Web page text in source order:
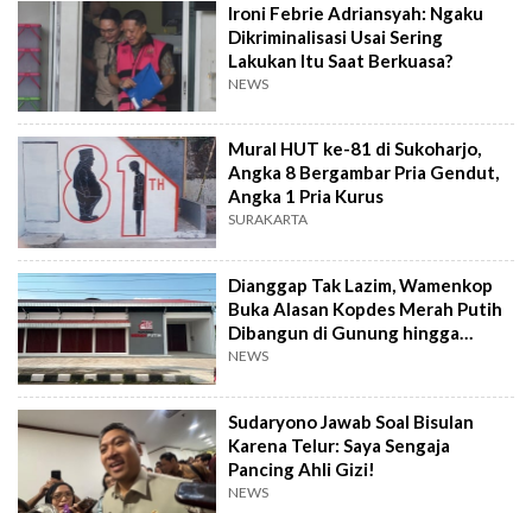
Ironi Febrie Adriansyah: Ngaku
Dikriminalisasi Usai Sering
Lakukan Itu Saat Berkuasa?
NEWS
Mural HUT ke-81 di Sukoharjo,
Angka 8 Bergambar Pria Gendut,
Angka 1 Pria Kurus
SURAKARTA
Dianggap Tak Lazim, Wamenkop
Buka Alasan Kopdes Merah Putih
Dibangun di Gunung hingga
Dekat TPA
NEWS
Sudaryono Jawab Soal Bisulan
Karena Telur: Saya Sengaja
Pancing Ahli Gizi!
NEWS